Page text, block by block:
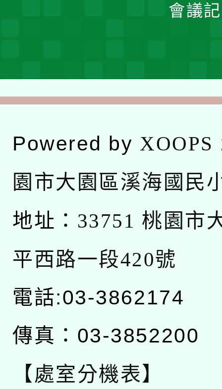
會議
Powered by XOOPS
園市大園區溪海國民
地址： 33751 桃園市
平西路一段420號
電話:03-3862174
傳真：03-3852200
【處室分機表】